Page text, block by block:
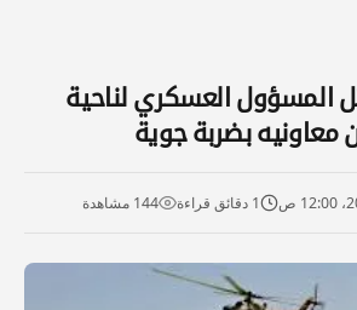
المسؤول العسكري لناحية
1 دقائق قراءة 144 مشاهدة